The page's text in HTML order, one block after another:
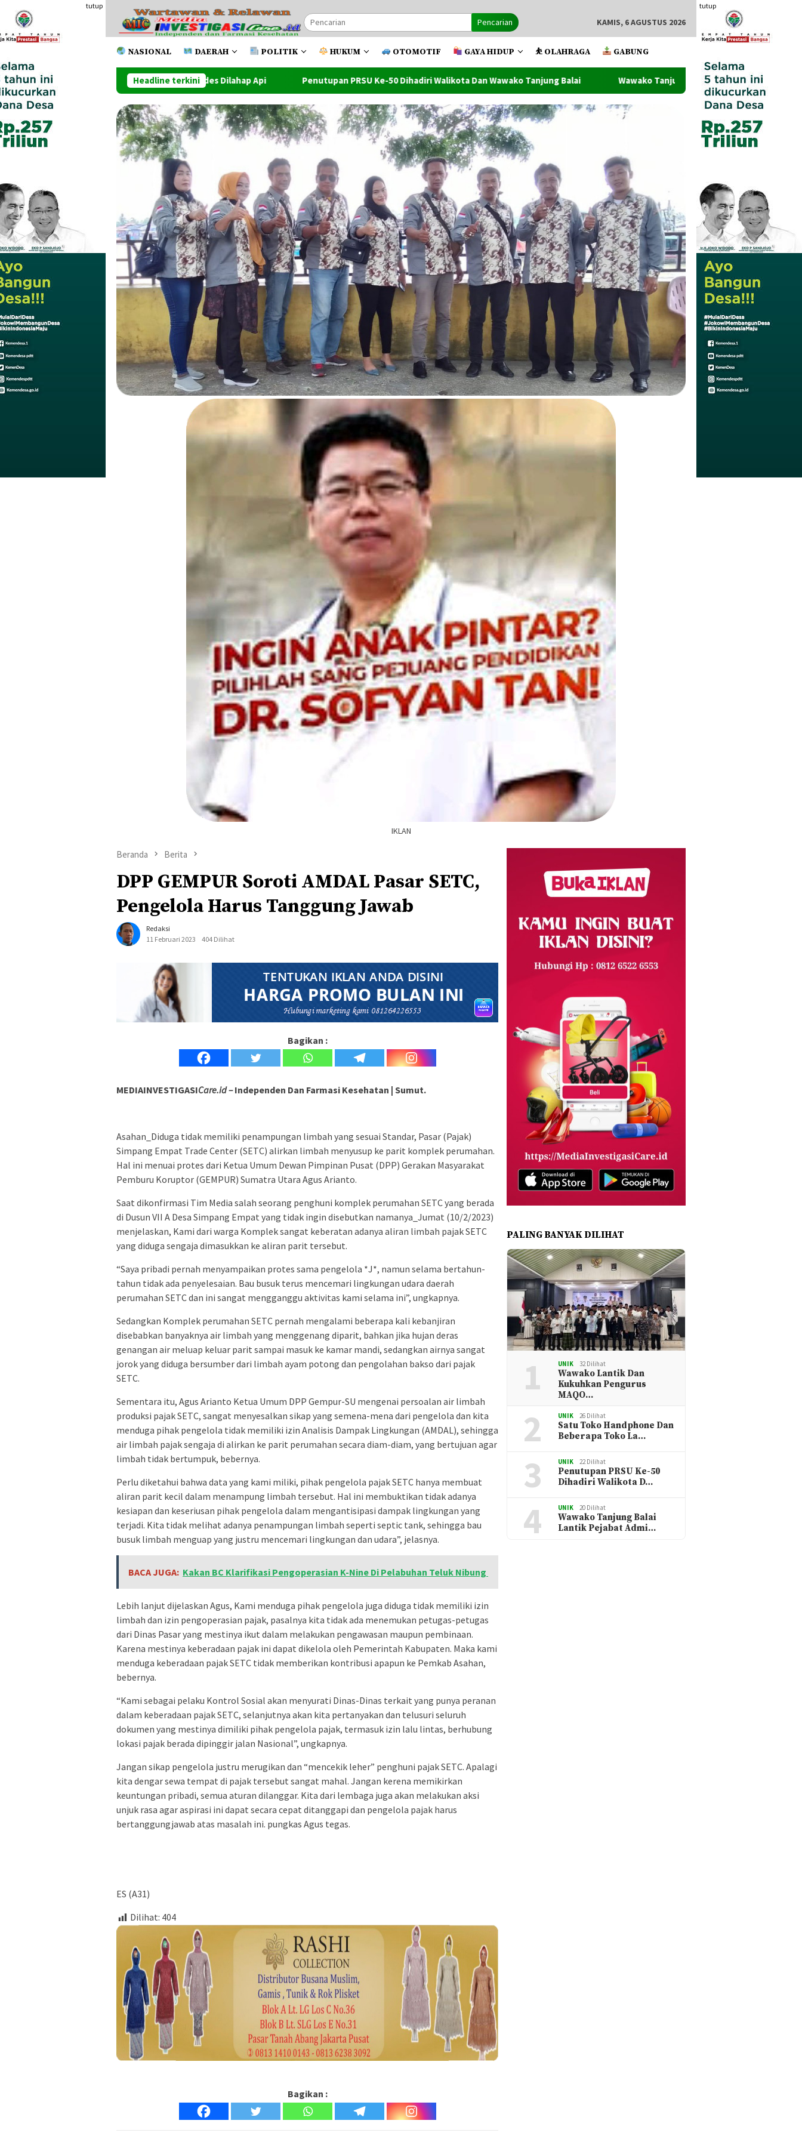
konten
tutup tutup
Pencarian KAMIS, 6 AGUSTUS 2026
NASIONAL DAERAH POLITIK HUKUM OTOMOTIF GAYA HIDUP ⛹️ OLAHRAGA GABUNG
Headline terkini
Toko Lainnya Ludes Dilahap Api Penutupan PRSU Ke-50 Dihadiri Walikota Dan Wawako Tanjung Balai Wawako Tanjung Balai Lantik Pejabat Administrator Dan Pengawas
IKLAN
Beranda Berita
DPP GEMPUR Soroti AMDAL Pasar SETC,
Pengelola Harus Tanggung Jawab
Redaksi
11 Februari 2023
404 Dilihat
Bagikan :
MEDIAINVESTIGASICare.id – Independen Dan Farmasi Kesehatan | Sumut.
Asahan_Diduga tidak memiliki penampungan limbah yang sesuai Standar, Pasar (Pajak)
Simpang Empat Trade Center (SETC) alirkan limbah menyusup ke parit komplek perumahan.
Hal ini menuai protes dari Ketua Umum Dewan Pimpinan Pusat (DPP) Gerakan Masyarakat
Pemburu Koruptor (GEMPUR) Sumatra Utara Agus Arianto.
Saat dikonfirmasi Tim Media salah seorang penghuni komplek perumahan SETC yang berada
di Dusun VII A Desa Simpang Empat yang tidak ingin disebutkan namanya_Jumat (10/2/2023)
menjelaskan, Kami dari warga Komplek sangat keberatan adanya aliran limbah pajak SETC
yang diduga sengaja dimasukkan ke aliran parit tersebut.
“Saya pribadi pernah menyampaikan protes sama pengelola *J*, namun selama bertahun-
tahun tidak ada penyelesaian. Bau busuk terus mencemari lingkungan udara daerah
perumahan SETC dan ini sangat mengganggu aktivitas kami selama ini”, ungkapnya.
Sedangkan Komplek perumahan SETC pernah mengalami beberapa kali kebanjiran
disebabkan banyaknya air limbah yang menggenang diparit, bahkan jika hujan deras
genangan air meluap keluar parit sampai masuk ke kamar mandi, sedangkan airnya sangat
jorok yang diduga bersumber dari limbah ayam potong dan pengolahan bakso dari pajak
SETC.
Sementara itu, Agus Arianto Ketua Umum DPP Gempur-SU mengenai persoalan air limbah
produksi pajak SETC, sangat menyesalkan sikap yang semena-mena dari pengelola dan kita
menduga pihak pengelola tidak memiliki izin Analisis Dampak Lingkungan (AMDAL), sehingga
air limbah pajak sengaja di alirkan ke parit perumahan secara diam-diam, yang bertujuan agar
limbah tidak bertumpuk, bebernya.
Perlu diketahui bahwa data yang kami miliki, pihak pengelola pajak SETC hanya membuat
aliran parit kecil dalam menampung limbah tersebut. Hal ini membuktikan tidak adanya
kesiapan dan keseriusan pihak pengelola dalam mengantisipasi dampak lingkungan yang
terjadi. Kita tidak melihat adanya penampungan limbah seperti septic tank, sehingga bau
busuk limbah menguap yang justru mencemari lingkungan dan udara”, jelasnya.
BACA JUGA: Kakan BC Klarifikasi Pengoperasian K-Nine Di Pelabuhan Teluk Nibung
Lebih lanjut dijelaskan Agus, Kami menduga pihak pengelola juga diduga tidak memiliki izin
limbah dan izin pengoperasian pajak, pasalnya kita tidak ada menemukan petugas-petugas
dari Dinas Pasar yang mestinya ikut dalam melakukan pengawasan maupun pembinaan.
Karena mestinya keberadaan pajak ini dapat dikelola oleh Pemerintah Kabupaten. Maka kami
menduga keberadaan pajak SETC tidak memberikan kontribusi apapun ke Pemkab Asahan,
bebernya.
“Kami sebagai pelaku Kontrol Sosial akan menyurati Dinas-Dinas terkait yang punya peranan
dalam keberadaan pajak SETC, selanjutnya akan kita pertanyakan dan telusuri seluruh
dokumen yang mestinya dimiliki pihak pengelola pajak, termasuk izin lalu lintas, berhubung
lokasi pajak berada dipinggir jalan Nasional”, ungkapnya.
Jangan sikap pengelola justru merugikan dan “mencekik leher” penghuni pajak SETC. Apalagi
kita dengar sewa tempat di pajak tersebut sangat mahal. Jangan kerena memikirkan
keuntungan pribadi, semua aturan dilanggar. Kita dari lembaga juga akan melakukan aksi
unjuk rasa agar aspirasi ini dapat secara cepat ditanggapi dan pengelola pajak harus
bertanggungjawab atas masalah ini. pungkas Agus tegas.
ES (A31)
Dilihat: 404
Bagikan :
PALING BANYAK DILIHAT
1 UNIK 32 Dilihat
Wawako Lantik Dan
Kukuhkan Pengurus
MAQO…
2 UNIK 26 Dilihat
Satu Toko Handphone Dan
Beberapa Toko La…
3 UNIK 22 Dilihat
Penutupan PRSU Ke-50
Dihadiri Walikota D…
4 UNIK 20 Dilihat
Wawako Tanjung Balai
Lantik Pejabat Admi…